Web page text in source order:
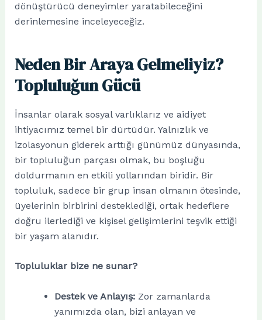
dönüştürücü deneyimler yaratabileceğini
derinlemesine inceleyeceğiz.
Neden Bir Araya Gelmeliyiz?
Topluluğun Gücü
İnsanlar olarak sosyal varlıklarız ve aidiyet
ihtiyacımız temel bir dürtüdür. Yalnızlık ve
izolasyonun giderek arttığı günümüz dünyasında,
bir topluluğun parçası olmak, bu boşluğu
doldurmanın en etkili yollarından biridir. Bir
topluluk, sadece bir grup insan olmanın ötesinde,
üyelerinin birbirini desteklediği, ortak hedeflere
doğru ilerlediği ve kişisel gelişimlerini teşvik ettiği
bir yaşam alanıdır.
Topluluklar bize ne sunar?
Destek ve Anlayış:Zor zamanlarda
yanımızda olan, bizi anlayan ve